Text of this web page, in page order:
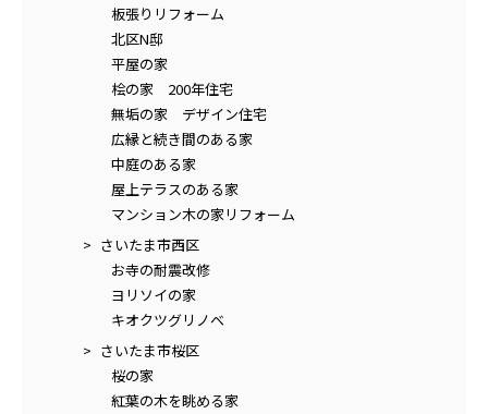
板張りリフォーム
北区N邸
平屋の家
桧の家 200年住宅
無垢の家 デザイン住宅
広縁と続き間のある家
中庭のある家
屋上テラスのある家
マンション木の家リフォーム
さいたま市西区
お寺の耐震改修
ヨリソイの家
キオクツグリノベ
さいたま市桜区
桜の家
紅葉の木を眺める家